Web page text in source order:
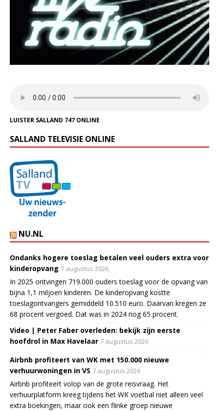
LUISTER SALLAND 747 ONLINE
SALLAND TELEVISIE ONLINE
NU.NL
Ondanks hogere toeslag betalen veel ouders extra voor
kinderopvang 7 augustus 2026
In 2025 ontvingen 719.000 ouders toeslag voor de opvang van
bijna 1,1 miljoen kinderen. De kinderopvang kostte
toeslagontvangers gemiddeld 10.510 euro. Daarvan kregen ze
68 procent vergoed. Dat was in 2024 nog 65 procent.
Video | Peter Faber overleden: bekijk zijn eerste
hoofdrol in Max Havelaar 7 augustus 2026
Airbnb profiteert van WK met 150.000 nieuwe
verhuurwoningen in VS 7 augustus 2026
Airbnb profiteert volop van de grote reisvraag. Het
verhuurplatform kreeg tijdens het WK voetbal niet alleen veel
extra boekingen, maar ook een flinke groep nieuwe